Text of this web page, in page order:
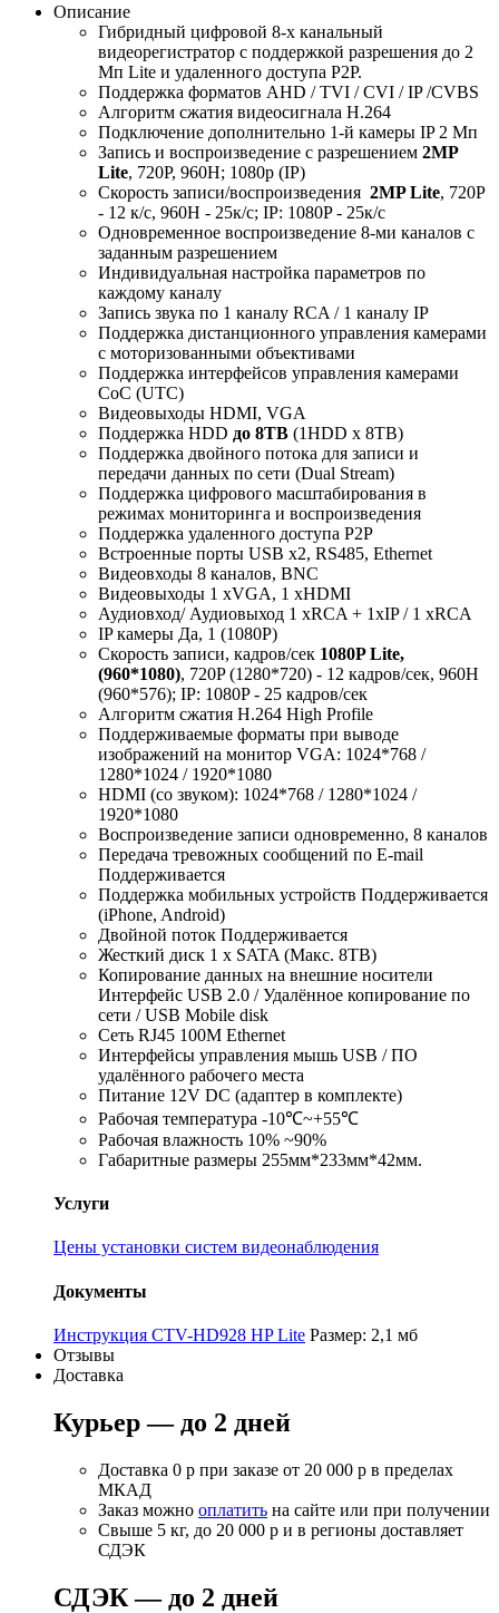
Описание
Гибридный цифровой 8-х канальный
видеорегистратор с поддержкой разрешения до 2
Мп Lite и удаленного доступа P2P.
Поддержка форматов AHD / TVI / CVI / IP /CVBS
Алгоритм сжатия видеосигнала H.264
Подключение дополнительно 1-й камеры IP 2 Мп
Запись и воспроизведение с разрешением 2MP
Lite, 720P, 960H; 1080p (IP)
Скорость записи/воспроизведения 2MP Lite, 720P
- 12 к/с, 960H - 25к/с; IP: 1080P - 25к/с
Одновременное воспроизведение 8-ми каналов с
заданным разрешением
Индивидуальная настройка параметров по
каждому каналу
Запись звука по 1 каналу RCA / 1 каналу IP
Поддержка дистанционного управления камерами
с моторизованными объективами
Поддержка интерфейсов управления камерами
CoC (UTC)
Видеовыходы HDMI, VGA
Поддержка HDD до 8TB (1HDD x 8TB)
Поддержка двойного потока для записи и
передачи данных по сети (Dual Stream)
Поддержка цифрового масштабирования в
режимах мониторинга и воспроизведения
Поддержка удаленного доступа P2P
Встроенные порты USB х2, RS485, Ethernet
Видеовходы 8 каналов, BNC
Видеовыходы 1 хVGA, 1 хHDMI
Аудиовход/ Аудиовыход 1 xRCA + 1xIP / 1 xRCA
IP камеры Да, 1 (1080P)
Скорость записи, кадров/сек 1080P Lite,
(960*1080), 720P (1280*720) - 12 кадров/сек, 960H
(960*576); IP: 1080P - 25 кадров/сек
Алгоритм сжатия H.264 High Profile
Поддерживаемые форматы при выводе
изображений на монитор VGA: 1024*768 /
1280*1024 / 1920*1080
HDMI (со звуком): 1024*768 / 1280*1024 /
1920*1080
Воспроизведение записи одновременно, 8 каналов
Передача тревожных сообщений по E-mail
Поддерживается
Поддержка мобильных устройств Поддерживается
(iPhone, Android)
Двойной поток Поддерживается
Жесткий диск 1 x SATA (Maкс. 8TB)
Копирование данных на внешние носители
Интерфейс USB 2.0 / Удалённое копирование по
сети / USB Mobile disk
Сеть RJ45 100M Ethernet
Интерфейсы управления мышь USB / ПО
удалённого рабочего места
Питание 12V DC (адаптер в комплекте)
Рабочая температура -10℃~+55℃
Рабочая влажность 10% ~90%
Габаритные размеры 255мм*233мм*42мм.
Услуги
Цены установки систем видеонаблюдения
Документы
Инструкция CTV-HD928 HP Lite Размер: 2,1 мб
Отзывы
Доставка
Курьер — до 2 дней
Доставка 0 р при заказе от 20 000 р в пределах
МКАД
Заказ можно оплатить на сайте или при получении
Свыше 5 кг, до 20 000 р и в регионы доставляет
СДЭК
СДЭК — до 2 дней